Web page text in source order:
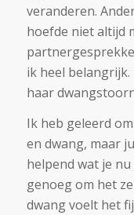
veranderen.
hoefde niet altijd
ik heel
haar
Ik heb geleerd
en dwang, maar
helpend wat je nu
genoeg om het
dwang voelt het